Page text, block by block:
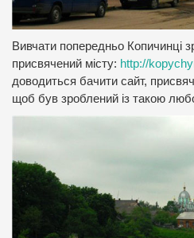
Вивчати попередньо Копичинці
присвячений місту: http://
доводиться бачити сайт,
щоб був зроблений із такою